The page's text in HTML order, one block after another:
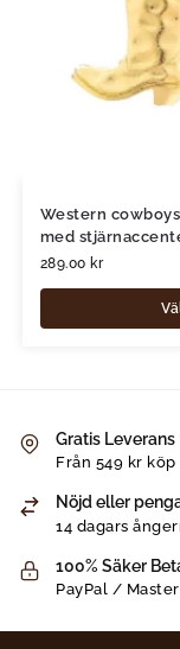
Western
med
289.00 kr
Gratis Leverans
Från 549 kr köp
Nöjd eller
14 dagars
100% Säker
PayPal /